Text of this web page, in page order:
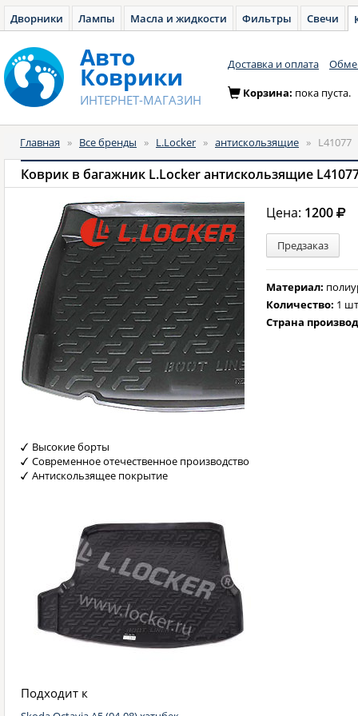
Дворники Лампы Масла и жидкости Фильтры Свечи
Авто
Коврики
ИНТЕРНЕТ-МАГАЗИН
Доставка и оплата
Корзина: пока пуста.
Главная » Все бренды » L.Locker » антискользящие » L41077
Коврик в багажник L.Locker антискользящие
Цена: 1200
Предзаказ
Материал:
Количество: 1
Страна
Высокие борты
Современное отечественное производство
Антискользящее покрытие
Подходит к